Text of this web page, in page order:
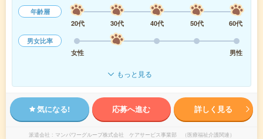
年齢層
20代
30代 40代 50代
60代
男女比率
女性
男性
もっと見る
気になる! 応募へ進む 詳しく見る
派遣会社 マンパワーグループ株式会社 ケアサービス事業部 （医療福祉介護関連）